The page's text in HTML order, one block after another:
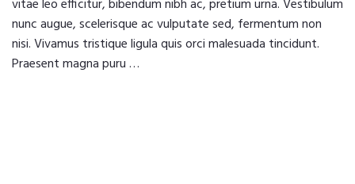
vitae leo efficitur, bibendum nibh ac, pretium urna. Vestibulum
nunc augue, scelerisque ac vulputate sed, fermentum non
nisi. Vivamus tristique ligula quis orci malesuada tincidunt.
Praesent magna puru …